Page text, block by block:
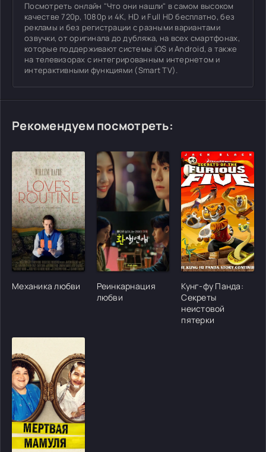
Посмотреть онлайн "Что они нашли" в самом высоком
качестве 720p, 1080p и 4K, HD и Full HD бесплатно, без
рекламы и без регистрации с разными вариантами
озвучки, от оригинала до дубляжа, на всех смартфонах,
которые поддерживают системы iOS и Android, а также
на телевизорах с интегрированным интернетом и
интерактивными функциями (Smart TV).
Рекомендуем посмотреть:
[/xfgiven_cvh_poster_urlcvh_poster_url]
Механика любви
[/xfgiven_cvh_poster_urlcvh_poster_url]
Реинкарнация
любви
[/
Кунг-фу Панда:
Секреты
неистовой
пятерки